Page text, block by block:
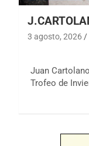
3 agosto, 2026
Juan
Trofeo de